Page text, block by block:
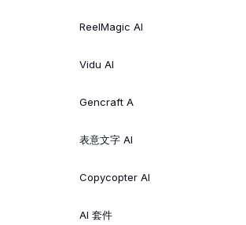
ReelMagic AI
Vidu AI
Gencraft A
表意文字 AI
Copycopter AI
AI 套件